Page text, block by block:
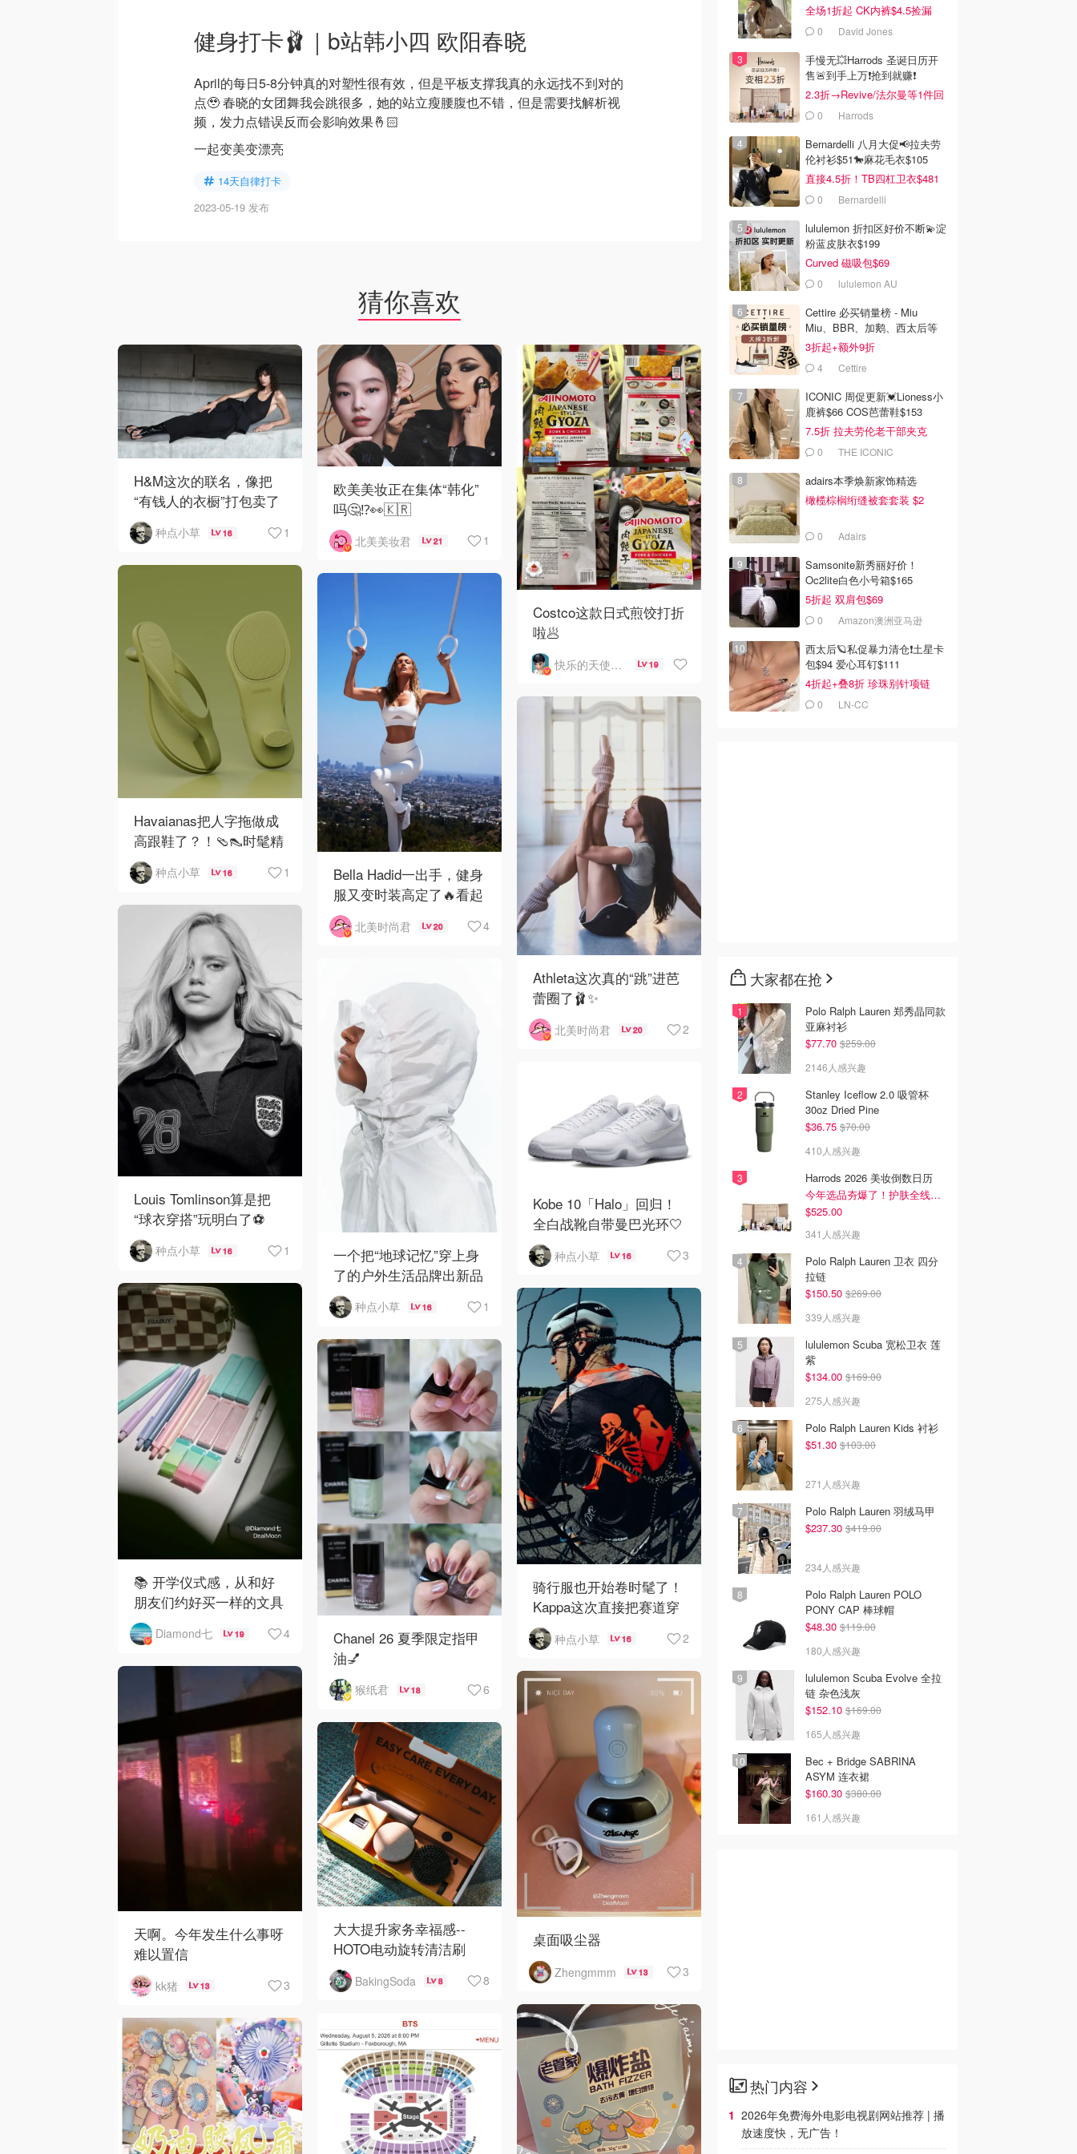
健身打卡🩰｜b站韩小四 欧阳春晓
April的每日5-8分钟真的对塑性很有效，但是平板支撑我真的永远找不到对的
点🥹 春晓的女团舞我会跳很多，她的站立瘦腰腹也不错，但是需要找解析视
频，发力点错误反而会影响效果🤞🏻
一起变美变漂亮
14天自律打卡
2023-05-19 发布
猜你喜欢
H&M这次的联名，像把
“有钱人的衣橱”打包卖了
😂...🖤
种点小草 16 1
欧美美妆正在集体“韩化”
吗🤔⁉️👀🇰🇷
北美美妆君 21 1
Costco这款日式煎饺打折
啦🥟
快乐的天使1963 19
Havaianas把人字拖做成
高跟鞋了？！🩴👠时髦精
的必备单品吧！
种点小草 16 1
Bella Hadid一出手，健身
服又变时装高定了🔥看起
来就高级的不行❣️
北美时尚君 20 4
Athleta这次真的“跳”进芭
蕾圈了🩰✨
北美时尚君 20 2
Louis Tomlinson算是把
“球衣穿搭”玩明白了⚽️
🌹！
种点小草 16 1
一个把“地球记忆”穿上身
了的户外生活品牌出新品
了啦！🌍🪨
种点小草 16 1
Kobe 10「Halo」回归！
全白战靴自带曼巴光环🤍
🏀
种点小草 16 3
📚 开学仪式感，从和好
朋友们约好买一样的文具
开始✨
Diamond七 19 4
骑行服也开始卷时髦了！
Kappa这次直接把赛道穿
搭带上街🚴🔥
种点小草 16 2
Chanel 26 夏季限定指甲
油💅
猴纸君 18 6
天啊。今年发生什么事呀
难以置信
kk猪 13 3
桌面吸尘器
Zhengmmm 13 3
大大提升家务幸福感--
HOTO电动旋转清洁刷
BakingSoda 8 8
全场1折起 CK内裤$4.5捡漏
0 David Jones
手慢无💥Harrods 圣诞日历开
售🚨到手上万❗️抢到就赚❗️
2.3折→Revive/法尔曼等1件回
本！0 Harrods
Bernardelli 八月大促📢拉夫劳
伦衬衫$51🐎麻花毛衣$105
直接4.5折！TB四杠卫衣$481
0 Bernardelli
lululemon 折扣区好价不断💫淀
粉蓝皮肤衣$199
Curved 磁吸包$69
0 lululemon AU
Cettire 必买销量榜 - Miu
Miu、BBR、加鹅、西太后等
汇总！
3折起+额外9折
4 Cettire
ICONIC 周促更新💓Lioness小
鹿裤$66 COS芭蕾鞋$153
7.5折 拉夫劳伦老干部夹克
$4190 THE ICONIC
adairs本季焕新家饰精选
橄榄棕榈绗缝被套套装 $2
0 Adairs
Samsonite新秀丽好价！
Oc2lite白色小号箱$165
5折起 双肩包$69
0 Amazon澳洲亚马逊
西太后🪐私促暴力清仓❗土星卡
包$94 爱心耳钉$111
4折起+叠8折 珍珠别针项链
$1960 LN-CC
大家都在抢
Polo Ralph Lauren 郑秀晶同款
亚麻衬衫
$77.70 $259.00
2146人感兴趣
Stanley Iceflow 2.0 吸管杯
30oz Dried Pine
$36.75 $70.00
410人感兴趣
Harrods 2026 美妆倒数日历
今年选品夯爆了！护肤全线都很绝
$525.00
341人感兴趣
Polo Ralph Lauren 卫衣 四分
拉链
$150.50 $269.00
339人感兴趣
lululemon Scuba 宽松卫衣 莲
紫
$134.00 $169.00
275人感兴趣
Polo Ralph Lauren Kids 衬衫
$51.30 $103.00
271人感兴趣
Polo Ralph Lauren 羽绒马甲
$237.30 $419.00
234人感兴趣
Polo Ralph Lauren POLO
PONY CAP 棒球帽
$48.30 $119.00
180人感兴趣
lululemon Scuba Evolve 全拉
链 杂色浅灰
$152.10 $169.00
165人感兴趣
Bec + Bridge SABRINA
ASYM 连衣裙
$160.30 $380.00
161人感兴趣
热门内容
2026年免费海外电影电视剧网站推荐 | 播
放速度快，无广告！